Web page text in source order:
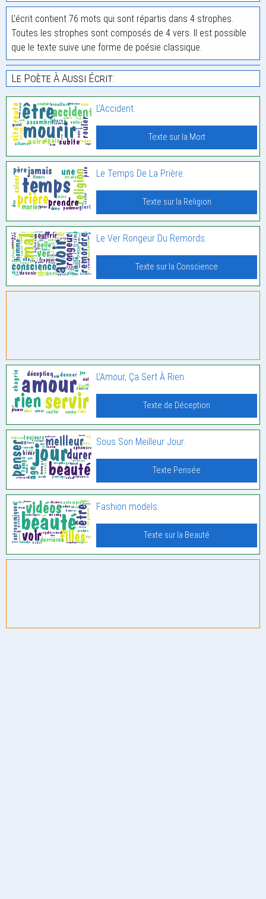
L'écrit contient 76 mots qui sont répartis dans 4 strophes.
Toutes les strophes sont composés de 4 vers. Il est possible
que le texte suive une forme de poésie classique.
Le Poète À Aussi Écrit:
L’Accident.
Texte sur la Mort
Le Temps De La Prière.
Texte sur la Religion
Le Ver Rongeur Du Remords.
Texte sur la Conscience
L’Amour, Ça Sert À Rien.
Texte de Déception
Sous Son Meilleur Jour.
Texte Pensée
Fashion models.
Texte sur la Beauté